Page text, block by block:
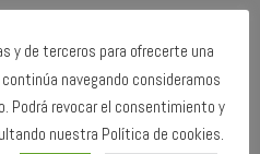
y de terceros para ofrecerte una
navegando consideramos
Podrá revocar el consentimiento y
nuestra Política de cookies.